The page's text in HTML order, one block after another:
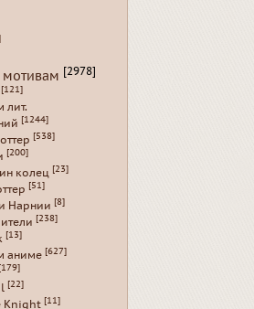
[2978]
[121]
лит.
[1244]
[538]
[200]
колец [23]
[51]
Нарнии [8]
[238]
[13]
аниме [627]
[179]
[22]
Knight [11]